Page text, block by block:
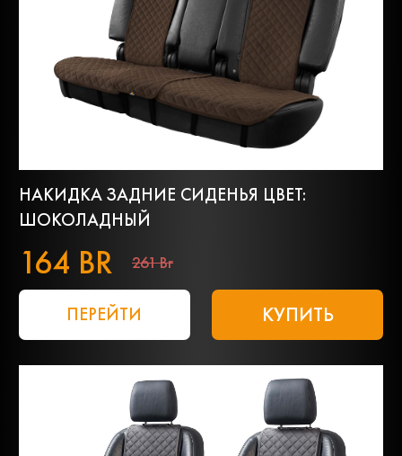
НАКИДКА ЗАДНИЕ СИДЕНЬЯ ЦВЕТ:
ШОКОЛАДНЫЙ
164 BR 261 Br
ПЕРЕЙТИ КУПИТЬ